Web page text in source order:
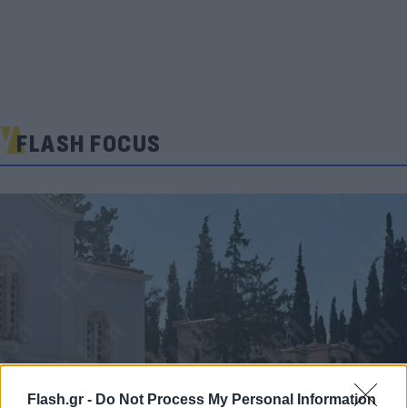
Flash.gr - Do Not Process My Personal Information
FLASH FOCUS